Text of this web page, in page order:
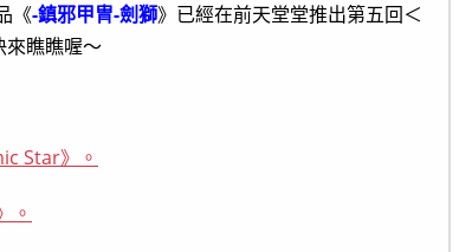
《-鎮邪甲冑-劍獅》已經在前天堂堂推出第五回＜
來瞧瞧喔～
Star》。
。